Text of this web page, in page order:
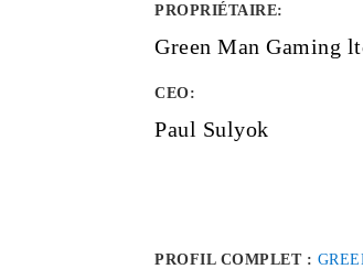
PROPRIÉTAIRE:
Green Man Gaming
CEO:
Paul Sulyok
PROFIL COMPLET :